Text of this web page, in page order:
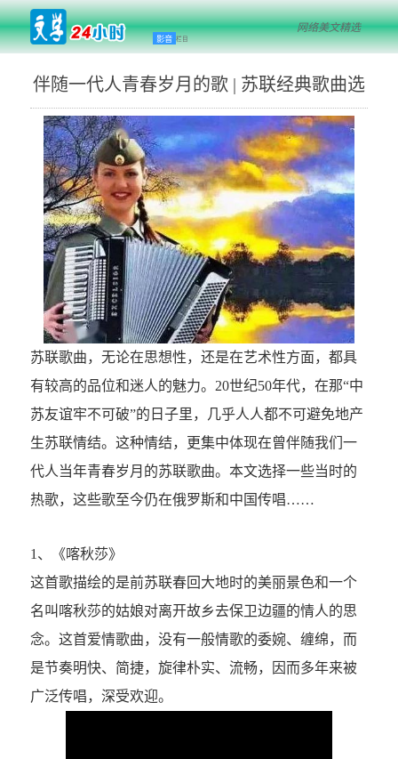
影音 栏目
网络美文精选
伴随一代人青春岁月的歌 | 苏联经典歌曲选
苏联歌曲，无论在思想性，还是在艺术性方面，都具
有较高的品位和迷人的魅力。20世纪50年代，在那“中
苏友谊牢不可破”的日子里，几乎人人都不可避免地产
生苏联情结。这种情结，更集中体现在曾伴随我们一
代人当年青春岁月的苏联歌曲。本文选择一些当时的
热歌，这些歌至今仍在俄罗斯和中国传唱……
1、《喀秋莎》
这首歌描绘的是前苏联春回大地时的美丽景色和一个
名叫喀秋莎的姑娘对离开故乡去保卫边疆的情人的思
念。这首爱情歌曲，没有一般情歌的委婉、缠绵，而
是节奏明快、简捷，旋律朴实、流畅，因而多年来被
广泛传唱，深受欢迎。